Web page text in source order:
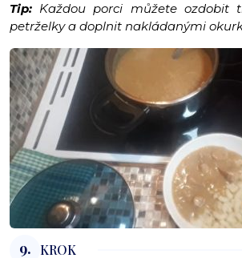
Tip: Každou porci můžete ozdobit
petrželky a doplnit nakládanými
9. KROK